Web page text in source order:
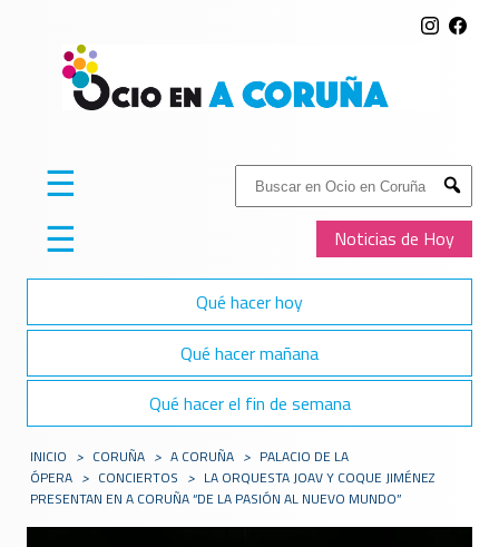
Buscar:
Submit
Noticias de Hoy
☰
☰
Qué hacer hoy
Qué hacer mañana
Qué hacer el fin de semana
INICIO > CORUÑA > A CORUÑA > PALACIO DE LA
ÓPERA > CONCIERTOS > LA ORQUESTA JOAV Y COQUE JIMÉNEZ
PRESENTAN EN A CORUÑA “DE LA PASIÓN AL NUEVO MUNDO”